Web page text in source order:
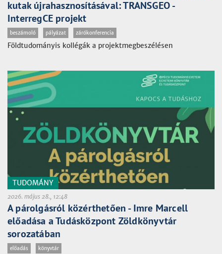
kutak újrahasznosításával: TRANSGEO -
InterregCE projekt
beszámoló pályázat zárókonferencia
Földtudományis kollégák a projektmegbeszélésen
TUDOMÁNY
2026. május 28., 12:48
A párolgásról közérthetően - Imre Marcell
előadása a Tudásközpont Zöldkönyvtár
sorozatában
előadás könyvtár